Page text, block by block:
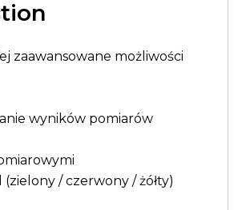
zaawansowane możliwości
wyników pomiarów
/ czerwony / żółty)